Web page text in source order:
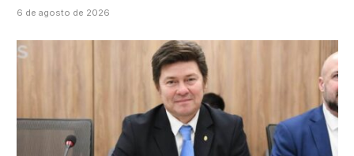
6 de agosto de 2026